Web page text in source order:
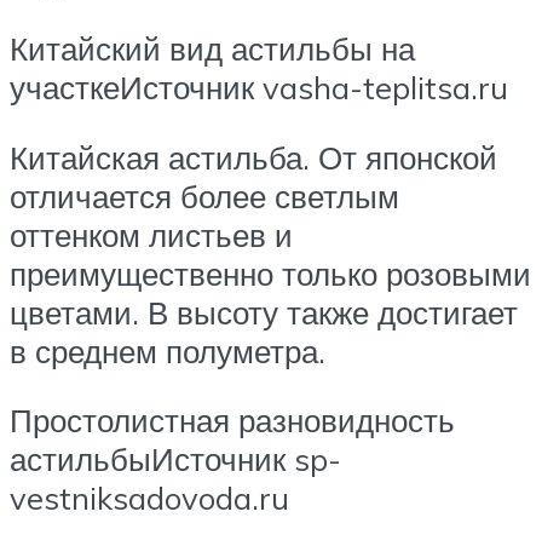
Китайский вид астильбы на
участкеИсточник vasha-teplitsa.ru
Китайская астильба. От японской
отличается более светлым
оттенком листьев и
преимущественно только розовыми
цветами. В высоту также достигает
в среднем полуметра.
Простолистная разновидность
астильбыИсточник sp-
vestniksadovoda.ru